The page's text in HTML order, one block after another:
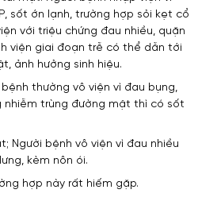
sốt ớn lạnh, trường hợp sỏi kẹt cổ
với triệu chứng đau nhiều, quặn
viện giai đoạn trễ có thể dẫn tới
ảnh hưởng sinh hiệu.
thường vô viện vì đau bụng,
nhiễm trùng đường mật thì có sốt
Người bệnh vô viện vì đau nhiều
kèm nôn ói.
hợp này rất hiếm gặp.